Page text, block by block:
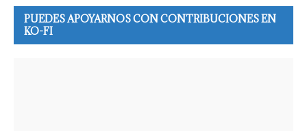
PUEDES APOYARNOS CON CONTRIBUCIONES EN
KO-FI